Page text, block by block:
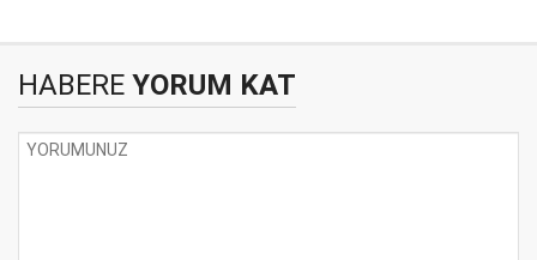
HABERE YORUM KAT